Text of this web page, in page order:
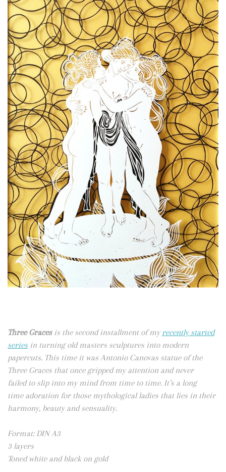
Three Gracesis the second installment of my recently started
series in turning old masters sculptures into modern
papercuts. This time it was Antonio Canovas statue of the
Three Graces that once gripped my attention and never
failed to slip into my mind from time to time. It’s a long
time adoration for those mythological ladies that lies in their
harmony, beauty and sensuality.
Format: DIN A3
3 layers
Toned white and black on gold